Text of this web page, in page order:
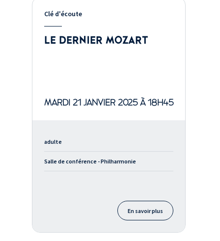
Clé d'écoute
LE DERNIER MOZART
MARDI 21 JANVIER 2025 À 18H45
adulte
Salle de conférence - Philharmonie
En savoir plus